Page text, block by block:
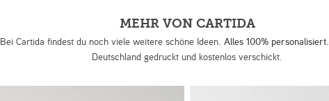
MEHR VON CARTIDA
Bei Cartida findest du noch viele weitere schöne Ideen. Alles 100% personalisiert.
Deutschland gedruckt und kostenlos verschickt.